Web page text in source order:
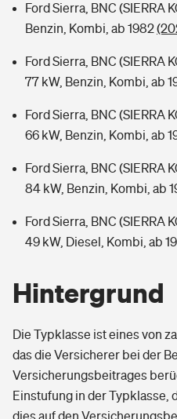
Ford Sierra, BNC (SIERRA
Benzin, Kombi, ab 1982
Ford Sierra, BNC (SIERRA
77 kW, Benzin, Kombi, ab
Ford Sierra, BNC (SIERRA
66 kW, Benzin, Kombi, ab
Ford Sierra, BNC (SIERRA
84 kW, Benzin, Kombi, ab
Ford Sierra, BNC (SIERRA
49 kW, Diesel, Kombi, ab
Hintergrund
Die Typklasse ist eines von
das die Versicherer bei der
Versicherungsbeitrages
Einstufung in der Typklasse,
dies auf den